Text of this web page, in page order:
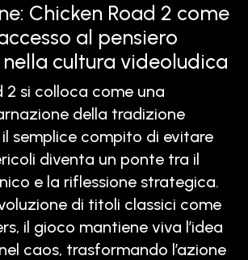
Chicken Road 2 come
al pensiero
cultura videoludica
2 si colloca come una
della tradizione
semplice compito di evitare
diventa un ponte tra il
e la riflessione strategica.
di titoli classici come
il gioco mantiene viva l’idea
caos, trasformando l’azione